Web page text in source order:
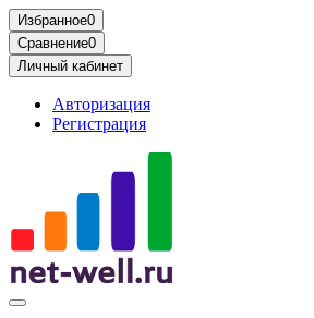
Избранное0
Сравнение0
Личный кабинет
Авторизация
Регистрация